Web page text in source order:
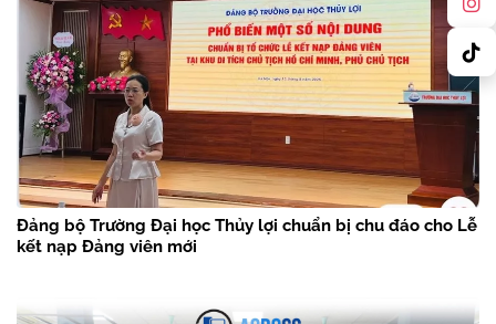
Đảng bộ Trường Đại học Thủy lợi chuẩn bị chu đáo cho Lễ
kết nạp Đảng viên mới